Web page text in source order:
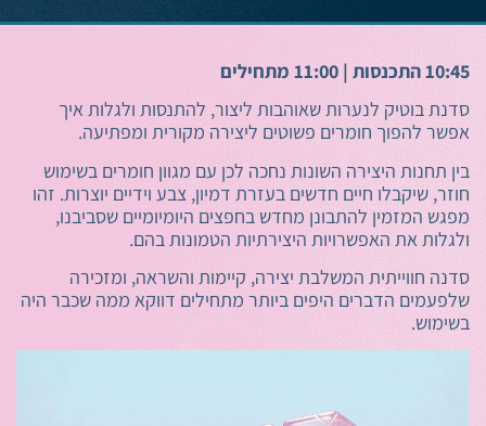
10:45 התכנסות | 11:00 מתחילים
סדנת בוטיק לנערות שאוהבות ליצור, להתנסות ולגלות איך
אפשר להפוך חומרים פשוטים ליצירה מקורית ומפתיעה.
בין תחנות היצירה השונות נחכה לכן עם מגוון חומרים בשימוש
חוזר, שיקבלו חיים חדשים בעזרת דמיון, צבע וידיים יוצרות. זהו
מפגש המזמין להתבונן מחדש בחפצים היומיומיים שסביבנו,
ולגלות את האפשרויות היצירתיות הטמונות בהם.
סדנה חווייתית המשלבת יצירה, קיימות והשראה, ומזכירה
שלפעמים הדברים היפים ביותר מתחילים דווקא ממה שכבר היה
בשימוש.